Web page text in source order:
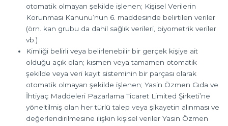
otomatik olmayan şekilde işlenen; Kişisel Verilerin
Korunması Kanunu’nun 6. maddesinde belirtilen veriler
(örn. kan grubu da dahil sağlık verileri, biyometrik veriler
vb.)
Kimliği belirli veya belirlenebilir bir gerçek kişiye ait
olduğu açık olan; kısmen veya tamamen otomatik
şekilde veya veri kayıt sisteminin bir parçası olarak
otomatik olmayan şekilde işlenen; Yasin Özmen Gıda ve
İhtiyaç Maddeleri Pazarlama Ticaret Limited Şirketi’ne
yöneltilmiş olan her türlü talep veya şikayetin alınması ve
değerlendirilmesine ilişkin kişisel veriler Yasin Özmen